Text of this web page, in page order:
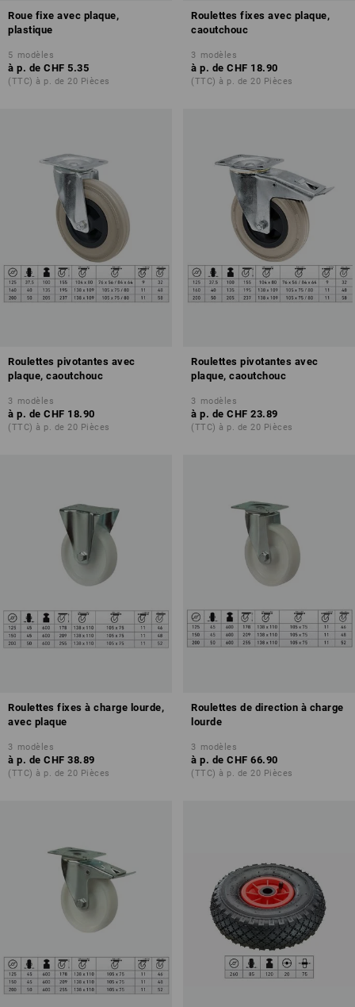
Roue fixe avec plaque,
plastique
5 modèles
à p. de CHF 5.35
(TTC) à p. de 20 Pièces
Roulettes fixes avec plaque,
caoutchouc
3 modèles
à p. de CHF 18.90
(TTC) à p. de 20 Pièces
Roulettes pivotantes avec
plaque, caoutchouc
3 modèles
à p. de CHF 18.90
(TTC) à p. de 20 Pièces
Roulettes pivotantes avec
plaque, caoutchouc
3 modèles
à p. de CHF 23.89
(TTC) à p. de 20 Pièces
Roulettes fixes à charge lourde,
avec plaque
3 modèles
à p. de CHF 38.89
(TTC) à p. de 20 Pièces
Roulettes de direction à charge
lourde
3 modèles
à p. de CHF 66.90
(TTC) à p. de 20 Pièces